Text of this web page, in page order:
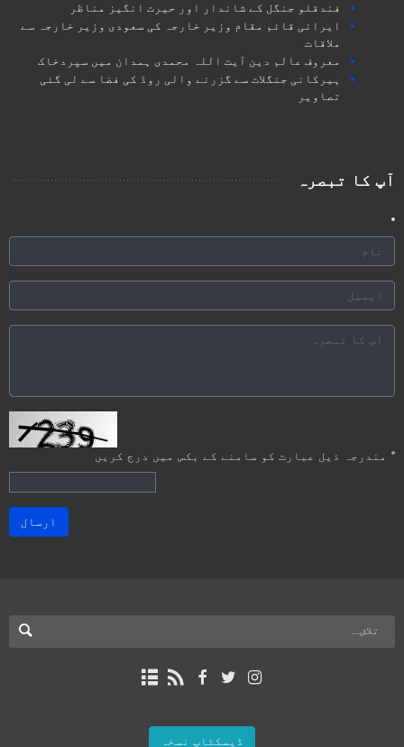
فندقلو جنگل کے شاندار اور حیرت انگیز مناظر
ایرانی قائم مقام وزیر خارجہ کی سعودی وزیر خارجہ سے
ملاقات
معروف عالم دین آیت اللہ محمدی ہمدان میں سپردخاک
ہیرکانی جنگلات سے گزرنے والی روڈ کی فضا سے لی گئی
تصاویر
آپ کا تبصرہ
* مندرجہ ذیل عبارت کو سامنے کے بکس میں درج کریں
ارسال
ڈیسکٹاپ نسخہ